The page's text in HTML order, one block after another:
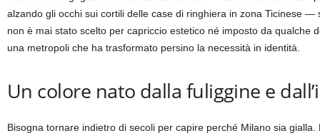
alzando gli occhi sui cortili delle case di ringhiera in zona Ticinese
non è mai stato scelto per capriccio estetico né imposto da qualche
una metropoli che ha trasformato persino la necessità in identità.
Un colore nato dalla fuliggine e
Bisogna tornare indietro di secoli per capire perché Milano sia